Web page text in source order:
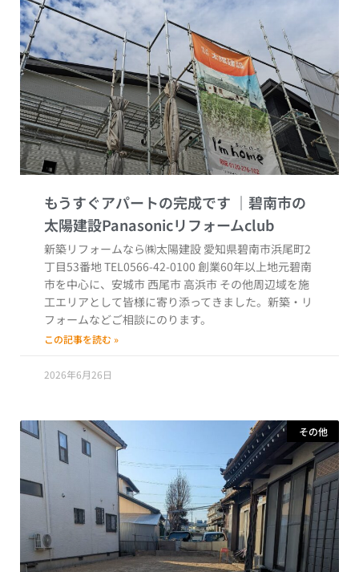
もうすぐアパートの完成です
新築リフォームなら㈱太陽建設 愛知県碧南市浜尾町2
丁目53番地 TEL0566-42-0100 創業60年以上地元碧南
市を中心に、安城市 西尾市 高浜市 その他周辺域を施
工エリアとして皆様に寄り添ってきました。新築・リ
フォームなどご相談にのります。
この記事を読む »
2026年6月26日
その他